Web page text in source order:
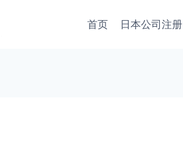
首页 日本公司注册